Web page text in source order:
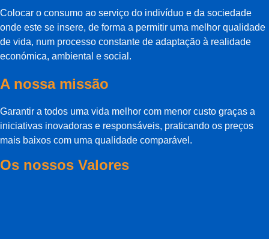
Colocar o consumo ao serviço do indivíduo e da sociedade
onde este se insere, de forma a permitir uma melhor qualidade
de vida, num processo constante de adaptação à realidade
económica, ambiental e social.
A nossa missão
Garantir a todos uma vida melhor com menor custo graças a
iniciativas inovadoras e responsáveis, praticando os preços
mais baixos com uma qualidade comparável.
Os nossos Valores